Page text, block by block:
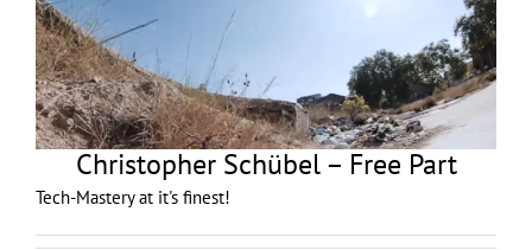
Christopher Schübel – Free Part
Tech-Mastery at it's finest!